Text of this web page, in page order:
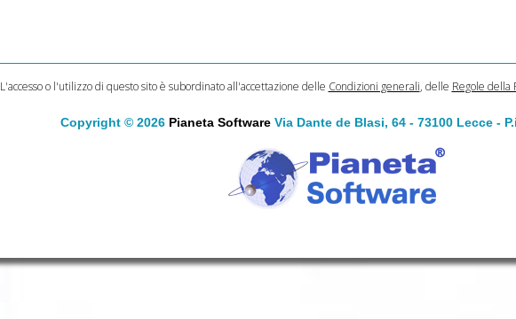
L'accesso o l'utilizzo di questo sito è subordinato all'accettazione delle Condizioni generali, delle Regole della
Copyright © 2026 Pianeta SoftwareVia Dante de Blasi, 64 - 73100 Lecce -